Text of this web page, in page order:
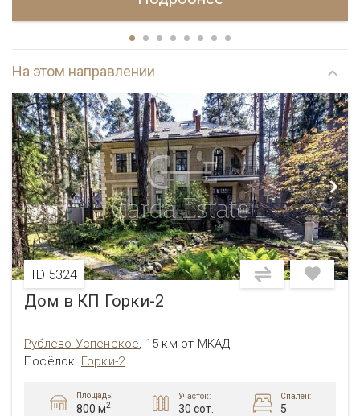
На этом направлении
ID 5324
Дом в КП Горки-2
Рублево-Успенское, 15 км от МКАД
Посёлок: Горки-2
Площадь:
800 м2
Участок:
30 сот.
Спален:
5